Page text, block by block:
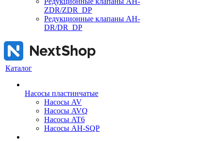
ZDR/ZDR_DP
Редукционные клапаны AH-
DR/DR_DP
Каталог
Насосы пластинчатые
Насосы AV
Насосы AVQ
Насосы AT6
Насосы AH-SQP